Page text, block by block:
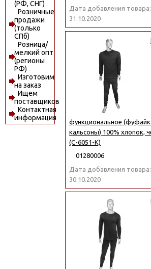
(РФ, СНГ)
Розничные
продажи
(только
СПб)
Розница/
мелкий опт
(регионы
РФ)
Изготовим
на заказ
Ищем
поставщиков
Контактная
информация
Дата добавления товара:
31.10.2020
функциональное
кальсоны) 100% хлопок,
(С-6051-К)
01280006
Дата добавления товара:
30.10.2020